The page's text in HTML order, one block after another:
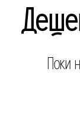
Поки